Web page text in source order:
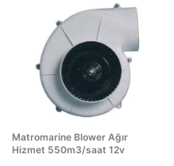
Matromarine Blower Ağır
Hizmet 550m3/saat 12v